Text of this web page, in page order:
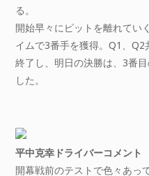
る。
開始早々にピットを離れてい
イムで3番手を獲得。Q1、
終了し、明日の決勝は、3番
した。
平中克幸ドライバーコメント
開幕戦前のテストで色々あっ